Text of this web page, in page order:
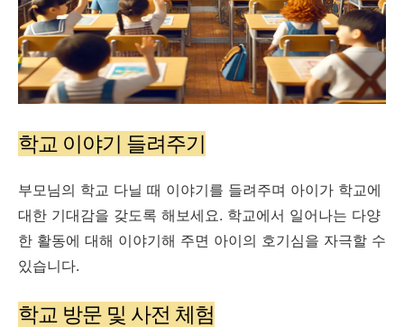
학교 이야기 들려주기
부모님의 학교 다닐 때 이야기를 들려주며 아이가 학교에
대한 기대감을 갖도록 해보세요. 학교에서 일어나는 다양
한 활동에 대해 이야기해 주면 아이의 호기심을 자극할 수
있습니다.
학교 방문 및 사전 체험